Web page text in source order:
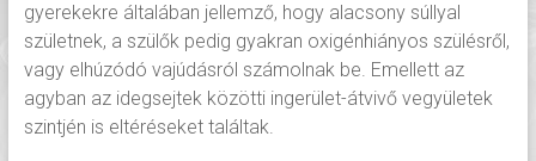
gyerekekre általában jellemző, hogy alacsony súllyal
születnek, a szülők pedig gyakran oxigénhiányos szülésről,
vagy elhúzódó vajúdásról számolnak be. Emellett az
agyban az idegsejtek közötti ingerület-átvivő vegyületek
szintjén is eltéréseket találtak.